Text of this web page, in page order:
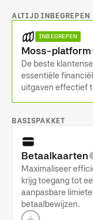
ALTIJD INBEGREPEN
INBEGREPEN
Moss-platform
De beste
essentiële
uitgaven effectief
BASISPAKKET
Betaalkaarten
Maximaliseer
krijg toegang tot
aanpasbare
betaalbewijzen.